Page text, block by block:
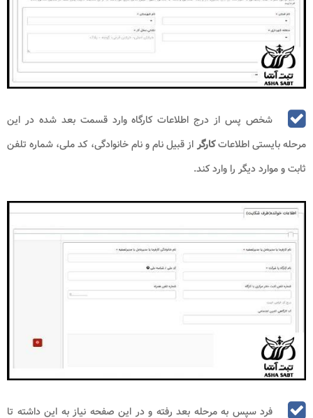
فرد در بخش بعدی مراحلشکایت کارفرما از کارگر بابت ضرر
این داشته تا اطلاعات شاکی را تکمیل نماید. توجه به این نکته مهم بوده که در
فیلد نوع کاربری خواهان (شاکی) بایستی
انتخاب گردد.